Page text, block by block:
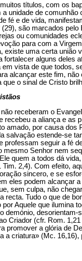
títulos, com os
a unidade de
fé e de vida,
são marcados
ou comunidades
para com a
existe uma certa união
fortalecer alguns
vista de que todos,
alcançar este fim,
o sinal de Cristo
receberam o
recebeu a aliança e
amado, por causa
salvação estende-se
professam seguir a fé
mesmo Senhor nem
quem a todos dá
2,4). Com efeito,
sincero, e se
eles podem alcançar
sem culpa, não
recta. Tudo o que de
Aquele que ilumina
demónio,
Criador (cfr. Rom.
promover a glória de
a criatura» (Mc.